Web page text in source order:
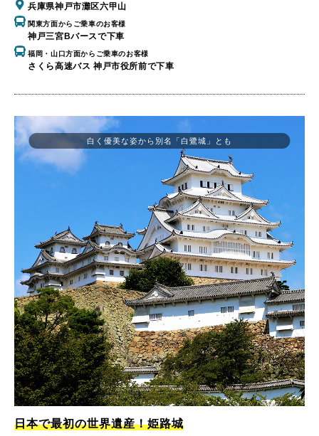
兵庫県神戸市灘区六甲山
関東方面からご乗車のお客様
神戸三宮Bバースで下車
福岡・山口方面からご乗車のお客様
さくら高速バス 神戸市役所前で下車
白く優美な姿から別名「白鷺城」とも
日本で最初の世界遺産！姫路城